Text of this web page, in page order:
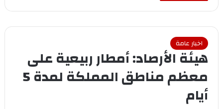
اخبار عامة
هيئة الأرصاد: أمطار ربيعية على
معظم مناطق المملكة لمدة 5
أيام